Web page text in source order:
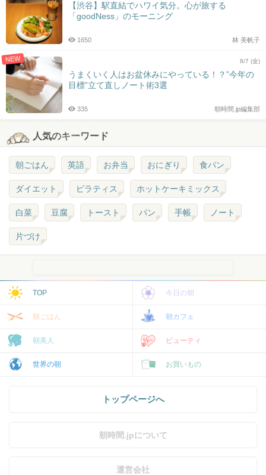
【渋谷】駅直結でハワイ気分。心が旅する
「goodNess」のモーニング
林 美帆子
1650
NEW 8/7 (金)
うまくいく人はお盆休みにやっている！？”今年の
目標”立て直しノート術3選
朝時間.jp編集部
335
人気のキーワード
朝ごはん 英語 お弁当 おにぎり 食パン
ダイエット ピラティス ホットケーキミックス
白菜 豆腐 トースト パン 手帳 ノート
片づけ
TOP 今日の朝
朝ごはん 朝カフェ
朝美人 ビューティ
世界の朝 お買いもの
トップページへ
朝時間.jpについて
運営会社